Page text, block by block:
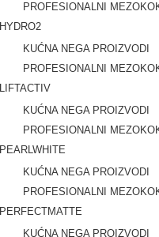
PROFESIONALNI
HYDRO2
KUĆNA NEGA PROIZVODI
PROFESIONALNI
LIFTACTIV
KUĆNA NEGA PROIZVODI
PROFESIONALNI
PEARLWHITE
KUĆNA NEGA PROIZVODI
PROFESIONALNI
PERFECTMATTE
KUĆNA NEGA PROIZVODI